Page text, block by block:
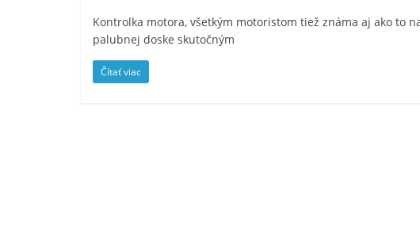
Kontrolka motora, všetkým motoristom tiež známa aj ako to
palubnej doske skutočným
Čítať viac